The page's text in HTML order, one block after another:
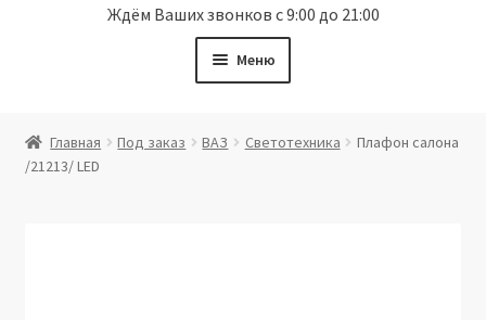
Ждём Ваших звонков с 9:00 до 21:00
Меню
Витрина
Главная Под заказ ВАЗ Светотехника
Плафон салона
/21213/ LED